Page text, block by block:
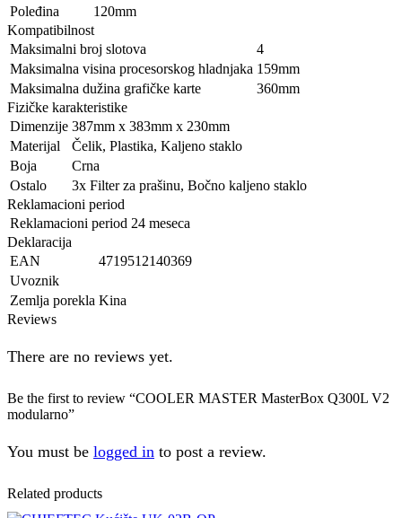
Poleđina
120mm
Kompatibilnost
Maksimalni broj slotova
4
Maksimalna visina procesorskog hladnjaka 159mm
Maksimalna dužina grafičke karte
360mm
Fizičke karakteristike
Dimenzije 387mm x 383mm x 230mm
Materijal
Čelik, Plastika, Kaljeno staklo
Boja
Crna
Ostalo
3x Filter za prašinu, Bočno kaljeno staklo
Reklamacioni period
Reklamacioni period 24 meseca
Deklaracija
EAN
4719512140369
Uvoznik
Zemlja porekla Kina
Reviews
There are no reviews yet.
Be the first to review “COOLER MASTER MasterBox Q300L V2
modularno”
You must be logged in to post a review.
Related products